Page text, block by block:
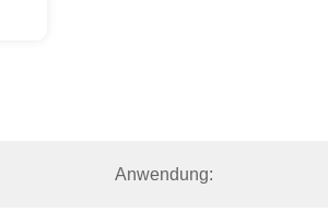
Anwendung: